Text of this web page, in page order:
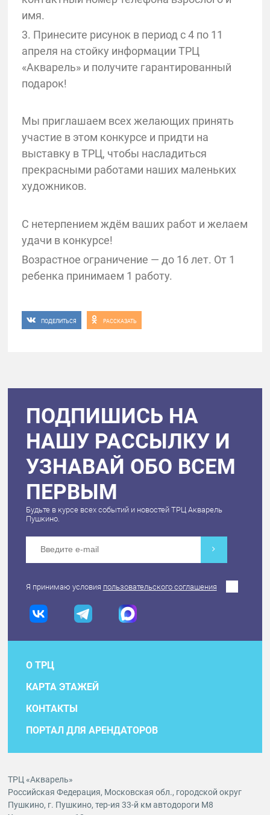
имя.
3. Принесите рисунок в период с 4 по 11
апреля на стойку информации ТРЦ
«Акварель» и получите гарантированный
подарок!
Мы приглашаем всех желающих принять
участие в этом конкурсе и придти на
выставку в ТРЦ, чтобы насладиться
прекрасными работами наших маленьких
художников.
С нетерпением ждём ваших работ и желаем
удачи в конкурсе!
Возрастное ограничение — до 16 лет. От 1
ребенка принимаем 1 работу.
ПОДЕЛИТЬСЯ РАССКАЗАТЬ
ПОДПИШИСЬ НА
НАШУ РАССЫЛКУ И
УЗНАВАЙ ОБО ВСЕМ
ПЕРВЫМ
Будьте в курсе всех событий и новостей ТРЦ Акварель
Пушкино.
Я принимаю условия пользовательского соглашения
О ТРЦ
КАРТА ЭТАЖЕЙ
КОНТАКТЫ
ПОРТАЛ ДЛЯ АРЕНДАТОРОВ
ТРЦ «Акварель»
Российская Федерация, Московская обл., городской округ
Пушкино, г. Пушкино, тер-ия 33-й км автодороги М8